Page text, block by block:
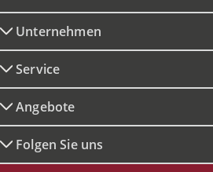
Unternehmen
Service
Angebote
Folgen Sie uns